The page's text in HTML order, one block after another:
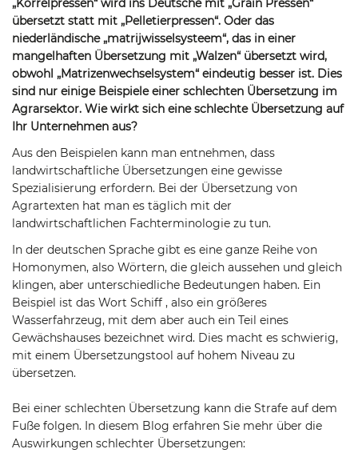
„Korrelpressen“ wird ins Deutsche mit „Grain Pressen“
übersetzt statt mit „Pelletierpressen“. Oder das
niederländische „matrijwisselsysteem“, das in einer
mangelhaften Übersetzung mit „Walzen“ übersetzt wird,
obwohl „Matrizenwechselsystem“ eindeutig besser ist. Dies
sind nur einige Beispiele einer schlechten Übersetzung im
Agrarsektor. Wie wirkt sich eine schlechte Übersetzung auf
Ihr Unternehmen aus?
Aus den Beispielen kann man entnehmen, dass
landwirtschaftliche Übersetzungen eine gewisse
Spezialisierung erfordern. Bei der Übersetzung von
Agrartexten hat man es täglich mit der
landwirtschaftlichen Fachterminologie zu tun.
In der deutschen Sprache gibt es eine ganze Reihe von
Homonymen, also Wörtern, die gleich aussehen und gleich
klingen, aber unterschiedliche Bedeutungen haben. Ein
Beispiel ist das Wort Schiff , also ein größeres
Wasserfahrzeug, mit dem aber auch ein Teil eines
Gewächshauses bezeichnet wird. Dies macht es schwierig,
mit einem Übersetzungstool auf hohem Niveau zu
übersetzen.
Bei einer schlechten Übersetzung kann die Strafe auf dem
Fuße folgen. In diesem Blog erfahren Sie mehr über die
Auswirkungen schlechter Übersetzungen: